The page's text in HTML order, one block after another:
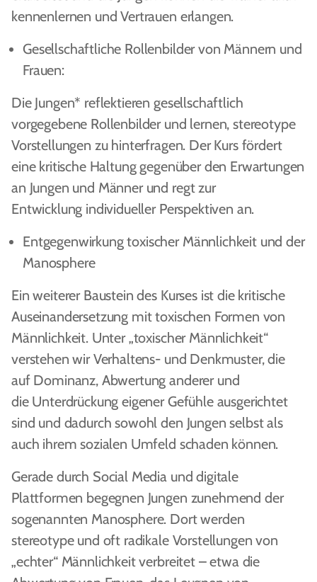
kennenlernen und Vertrauen erlangen.
Gesellschaftliche Rollenbilder von Männern und
Frauen:
Die Jungen* reflektieren gesellschaftlich
vorgegebene Rollenbilder und lernen, stereotype
Vorstellungen zu hinterfragen. Der Kurs fördert
eine kritische Haltung gegenüber den Erwartungen
an Jungen und Männer und regt zur
Entwicklung individueller Perspektiven an.
Entgegenwirkung toxischer Männlichkeit und der
Manosphere
Ein weiterer Baustein des Kurses ist die kritische
Auseinandersetzung mit toxischen Formen von
Männlichkeit. Unter „toxischer Männlichkeit“
verstehen wir Verhaltens- und Denkmuster, die
auf Dominanz, Abwertung anderer und
die Unterdrückung eigener Gefühle ausgerichtet
sind und dadurch sowohl den Jungen selbst als
auch ihrem sozialen Umfeld schaden können.
Gerade durch Social Media und digitale
Plattformen begegnen Jungen zunehmend der
sogenannten Manosphere. Dort werden
stereotype und oft radikale Vorstellungen von
„echter“ Männlichkeit verbreitet – etwa die